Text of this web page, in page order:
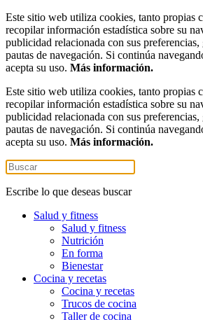
Este sitio web utiliza cookies, tanto propias
recopilar información estadística sobre su
publicidad relacionada con sus preferencias,
pautas de navegación. Si continúa
acepta su uso. Más información.
Este sitio web utiliza cookies, tanto propias
recopilar información estadística sobre su
publicidad relacionada con sus preferencias,
pautas de navegación. Si continúa
acepta su uso. Más información.
Escribe lo que deseas buscar
Salud y fitness
Salud y fitness
Nutrición
En forma
Bienestar
Cocina y recetas
Cocina y recetas
Trucos de cocina
Taller de cocina